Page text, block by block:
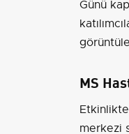
Günü
MS
merkezi